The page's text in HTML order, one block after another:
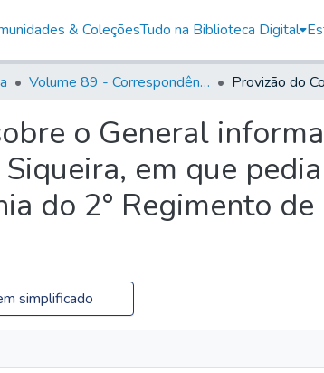
& ColeçõesTudo na Biblioteca Digital
Volume 89 - Correspondência do então Governador e Capitão General de São Paulo, Antonio Manoel de Mello Castro (1797-1802)
o General
em que
do 2° Regimento
simplificado